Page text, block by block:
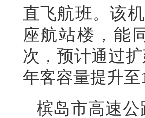
直飞航班。该
座航站楼，能
次，预计通过
年客容量提升至
槟岛市高速